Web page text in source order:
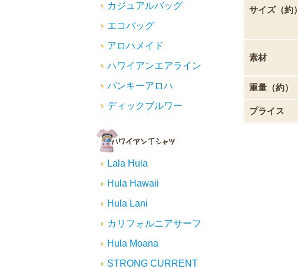
サイズ（約）
素材
重量（約）
プライス
カジュアルバッグ
エコバッグ
アロハメイド
ハワイアンエアライン
パンキーアロハ
ディックブルワー
Lala Hula
Hula Hawaii
Hula Lani
カリフォルニアサーフ
Hula Moana
STRONG CURRENT